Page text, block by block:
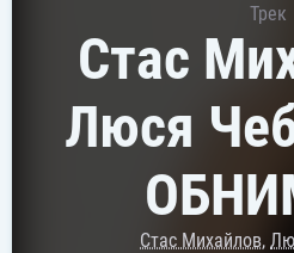
Трек
Стас
Люся
Стас Михайлов,